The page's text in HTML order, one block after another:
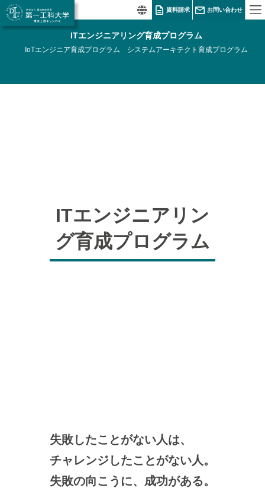
資料請求 お問い合わせ
ITエンジニアリング育成プログラム
IoTエンジニア育成プログラム システムアーキテクト育成プログラム
ITエンジニアリン
グ育成プログラム
失敗したことがない人は、
チャレンジしたことがない人。
失敗の向こうに、成功がある。